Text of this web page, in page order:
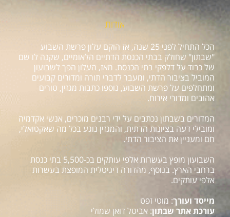
אודות
הכל התחיל לפני 25 שנה, אז הוקם עלון פרשת השבוע
"שבתון" שחולק בבתי הכנסת הדתיים הלאומיים, שקנה לו שם
של כבוד על דלפקי בתי הכנסת. מאז, העלון הפך לשבועון
המוביל בציבור הדתי, ומעבר לדברי תורה ומדורים קבועים
ומתחלפים על פרשת השבוע, נוספו כתבות מגזין, טורים
אהובים ומדורי אירוח.
המדורים בשבתון נכתבים על ידי רבנים מוכרים, אנשי אקדמיה
ומובילי דעה בציונות הדתית, והמגזין נוגע בכל מה שאקטואלי,
חם ומעניין את הציבור הדתי.
השבועון מופץ בעשרות אלפי עותקים בכ-5,500 בתי כנסת
ברחבי הארץ. בנוסף, מהדורה דיגיטלית המופצת בעשרות
אלפי עותקים.
מייסד ועורך: מוטי זפט
עורכת אתר שבתון: אביטל דואן שמולי